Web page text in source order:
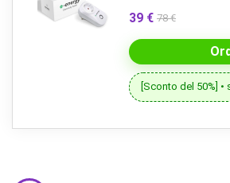
39 € 78 €
[Sconto del 50%]